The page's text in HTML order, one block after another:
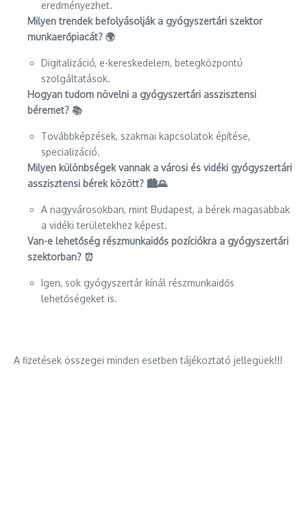
eredményezhet.
Milyen trendek befolyásolják a gyógyszertári szektor
munkaerőpiacát? 🌍
Digitalizáció, e-kereskedelem, betegközpontú
szolgáltatások.
Hogyan tudom növelni a gyógyszertári asszisztensi
béremet? 📚
Továbbképzések, szakmai kapcsolatok építése,
specializáció.
Milyen különbségek vannak a városi és vidéki gyógyszertári
asszisztensi bérek között? 🏙️🌄
A nagyvárosokban, mint Budapest, a bérek magasabbak
a vidéki területekhez képest.
Van-e lehetőség részmunkaidős pozíciókra a gyógyszertári
szektorban? ⏰
Igen, sok gyógyszertár kínál részmunkaidős
lehetőségeket is.
A fizetések összegei minden esetben tájékoztató jellegüek!!!